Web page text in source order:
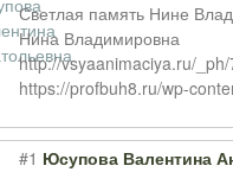
Светлая память Нине
Нина Владимировна
http://vsyaanimaciya.ru/
https://profbuh8.ru/wp-
#1 Юсупова Валентина